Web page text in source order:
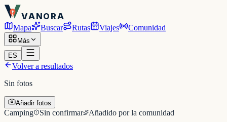
VANORA
Mapa Buscar Rutas Viajes Comunidad
Más
ES
Volver a resultados
Sin fotos
Añadir fotos
Camping Sin confirmar Añadido por la comunidad